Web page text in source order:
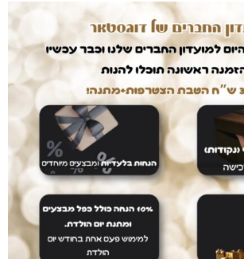
מוצרים מובחרים
במחיר הכי זול
עבודה עם עשרות מותגים כיום אנו
משווקים אך ורק מוצרי ultra premium אשר נותן
מושלמת והמחירים... הכי זול שיש.
עושים לכם חיים קלים